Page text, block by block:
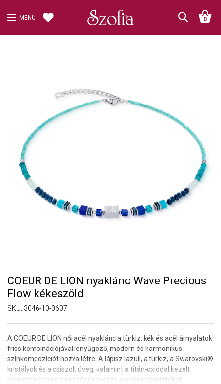
MENU 0
COEUR DE LION nyaklánc Wave Precious
Flow kékeszöld
SKU: 3046-10-0607
A COEUR DE LION női acél nyaklánc a türkiz, kék és acél árnyalatok
friss kombinációjával lenyűgöző, modern és harmonikus
színkompozíciót hozva létre. A lápisz lazuli, a türkiz, a Swarovski®
kristályok és a csiszolt üveg, valamint a titán-oxiddal kezelt
hematit intenzív tükröződéseket és elegáns fényjátékot